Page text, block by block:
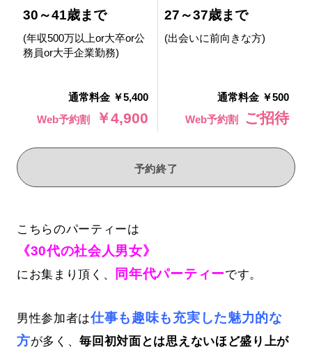
30～41歳まで
(年収500万以上or大卒or公
務員or大手企業勤務)
通常料金 ￥5,400
Web予約割
￥4,900
27～37歳まで
(出会いに前向きな方)
通常料金 ￥500
Web予約割
ご招待
予約終了
こちらのパーティーは
《30代の社会人男女》
にお集まり頂く、 同年代パーティーです。
男性参加者は仕事も趣味も充実した魅力的な
方が多く、毎回初対面とは思えないほど盛り上が